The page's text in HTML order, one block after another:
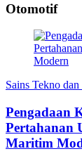
Otomotif
Sains Tekno
Pengadaan
Pertahanan
Maritim